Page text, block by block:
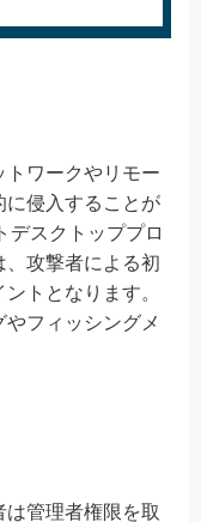
トワークやリモー
に侵入することが
デスクトッププロ
、攻撃者による初
トとなります。
フィッシングメ
管理者権限を取